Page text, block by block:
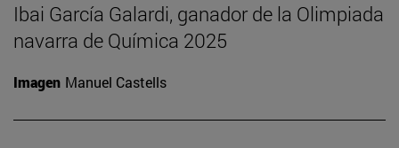
Ibai García Galardi, ganador de la Olimpiada
navarra de Química 2025
Imagen Manuel Castells